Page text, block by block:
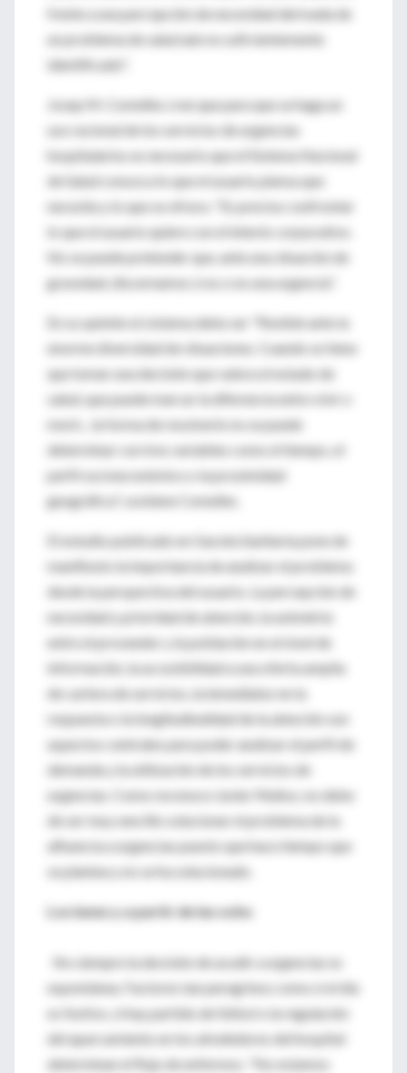
frente a una percepción de necesidad derivada de
un problema de salud aún no suficientemente
identificado".
Josep M. Comelles cree que para que se haga un
uso racional de los servicios de urgencias
hospitalarios es necesario que el Sistema Nacional
de Salud conozca lo que el usuario piensa que
necesita y lo que se ofrece. "Es preciso confrontar
lo que el usuario quiere con el interés corporativo.
No se puede pretender que, ante una situación de
gravedad, discernamos si es o no una urgencia".
En su opinión el sistema debe ser "flexible ante la
enorme diversidad de situaciones. Cuando se tiene
que tomar una decisión que valora el estado de
salud, que puede marcar la diferencia entre vivir o
morir... la forma de resolverlo no se puede
determinar con tres variables como el tiempo, el
perfil socioeconómico o la proximidad
geográfica", sostiene Comelles.
El estudio publicado en Gaceta Sanitaria pone de
manifiesto la importancia de analizar el problema
desde la perspectiva del usuario. La percepción de
necesidad y prioridad de atención, la asimetría
entre el proveedor y la población en el nivel de
información, la accesibilidad a una oferta amplia
de cartera de servicios, la inmediatez en la
respuesta o la longitudinalidad de la atención son
aspectos centrales para poder analizar el perfil de
demanda y la utilización de los servicios de
urgencias. Como reconoce Javier Muñoz, no debe
de ser muy sencillo solucionar el problema de la
afluencia a urgencias puesto que hace tiempo que
se plantea y no se ha solucionado.
Los lunes y a partir de las ocho
No siempre la decisión de acudir a urgencias es
espontánea. Factores tan peregrinos como si el día
es festivo, si hay partido de fútbol o la regulación
del aparcamiento en los alrededores del hospital
determinan el flujo de enfermos. "No estamos